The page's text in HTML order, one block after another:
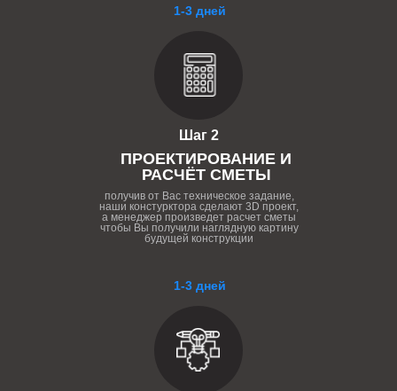
1-3 дней
1-3 дней
Шаг 2
ПРОЕКТИРОВАНИЕ И
РАСЧЁТ СМЕТЫ
получив от Вас техническое задание,
наши констурктора сделают 3D проект,
а менеджер произведет расчет сметы
чтобы Вы получили наглядную картину
будущей конструкции